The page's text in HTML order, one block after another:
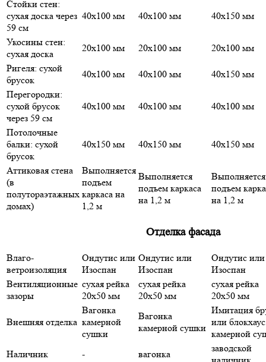
Стойки стен:
сухая доска через
59 см
40х100 мм 40х100 мм 40х150 мм
Укосины стен:
сухая доска
20х100 мм 20х100 мм
20х100 мм
Ригеля: сухой
брусок
40х100 мм 40х100 мм
40х150 мм
Перегородки:
сухой брусок
через 59 см
40х100 мм 40х100 мм 40х100 мм
Потолочные
балки: сухой
брусок
40х150 мм 40х150 мм 40х150 мм
Аттиковая стена
(в
полутораэтажных
домах)
Выполняется
подъем
каркаса на
1,2 м
Выполняется
подъем каркаса
на 1,2 м
Выполняется
подъем
на 1,2 м
Отделка фасада
Влаго-
ветроизоляция
Ондутис или
Изоспан
Ондутис или
Изоспан
Ондутис или
Изоспан
Вентиляционные
зазоры
сухая рейка
20х50 мм
сухая рейка
20х50 мм
сухая рейка
20х50 мм
Внешняя отделка
Вагонка
камерной
сушки
Вагонка
камерной сушки
Имитация
или блокхаус
камерной
Наличник
- вагонка
заводской